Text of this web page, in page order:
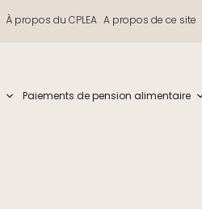
À propos du CPLEA A propos de ce site
Paiements de pension alimentaire